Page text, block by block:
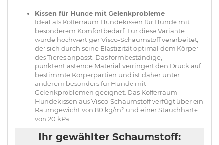
Kissen für Hunde mit Gelenkprobleme
Ideal als Kofferraum Hundekissen für Hunde mit
besonderem Komfortbedarf. Für diese Variante
wurde hochwertiger Visco-Schaumstoff verarbeitet,
der sich durch seine Elastizität optimal dem Körper
des Tieres anpasst. Das formbeständige,
punktentlastende Material verringert den Druck auf
bestimmte Körperpartien und ist daher unter
anderem besonders für Hunde mit
Gelenkproblemen geeignet. Das Kofferraum
Hundekissen aus Visco-Schaumstoff verfügt über ein
Raumgewicht von 80 kg/m² und einer Stauchhärte
von 20 kPa.
Ihr gewählter Schaumstoff: